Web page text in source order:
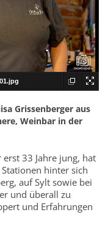
Grissenberger aus
Weinbar in der
33 Jahre jung, hat
hinter sich
auf Sylt sowie bei
und überall zu
und Erfahrungen